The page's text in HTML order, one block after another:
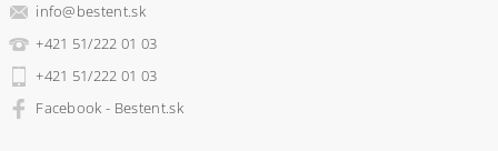
info@bestent.sk
+421 51/222 01 03
+421 51/222 01 03
Facebook - Bestent.sk